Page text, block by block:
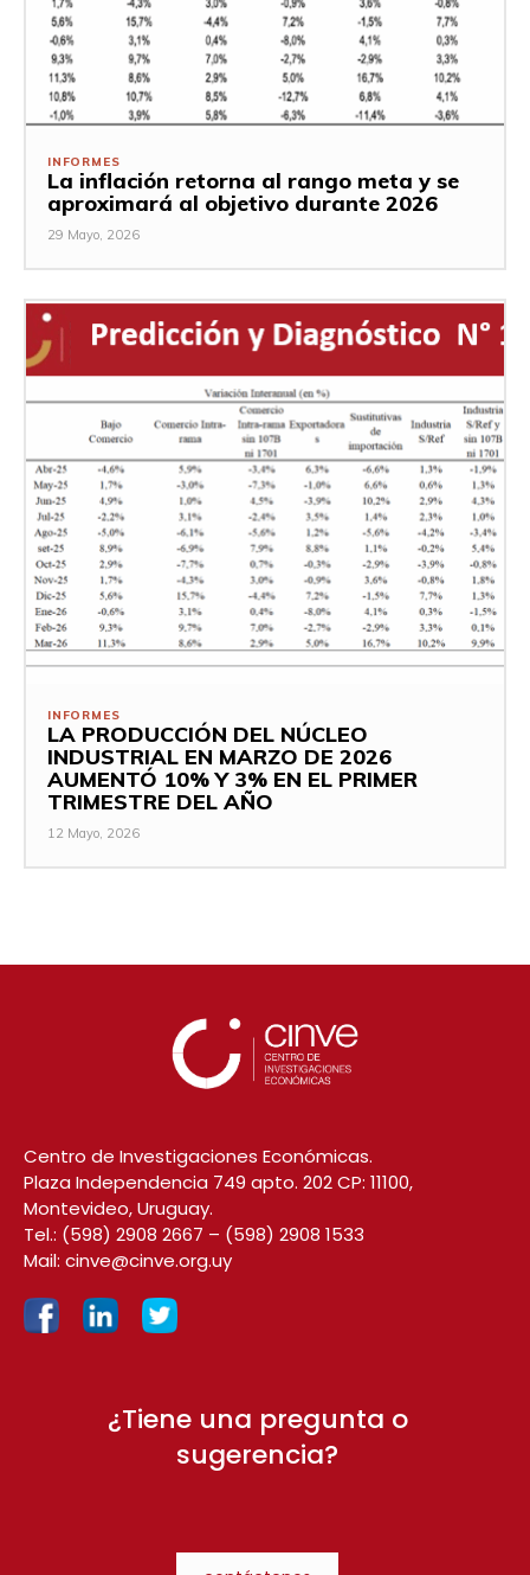
INFORMES
La inflación retorna al rango meta y se
aproximará al objetivo durante 2026
29 Mayo, 2026
INFORMES
LA PRODUCCIÓN DEL NÚCLEO
INDUSTRIAL EN MARZO DE 2026
AUMENTÓ 10% Y 3% EN EL PRIMER
TRIMESTRE DEL AÑO
12 Mayo, 2026
Centro de Investigaciones Económicas.
Plaza Independencia 749 apto. 202 CP: 11100,
Montevideo, Uruguay.
Tel.: (598) 2908 2667 – (598) 2908 1533
Mail: cinve@cinve.org.uy
¿Tiene una pregunta o
sugerencia?